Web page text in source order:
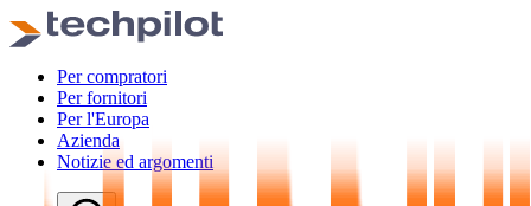
Per compratori
Per fornitori
Per l'Europa
Azienda
Notizie ed argomenti